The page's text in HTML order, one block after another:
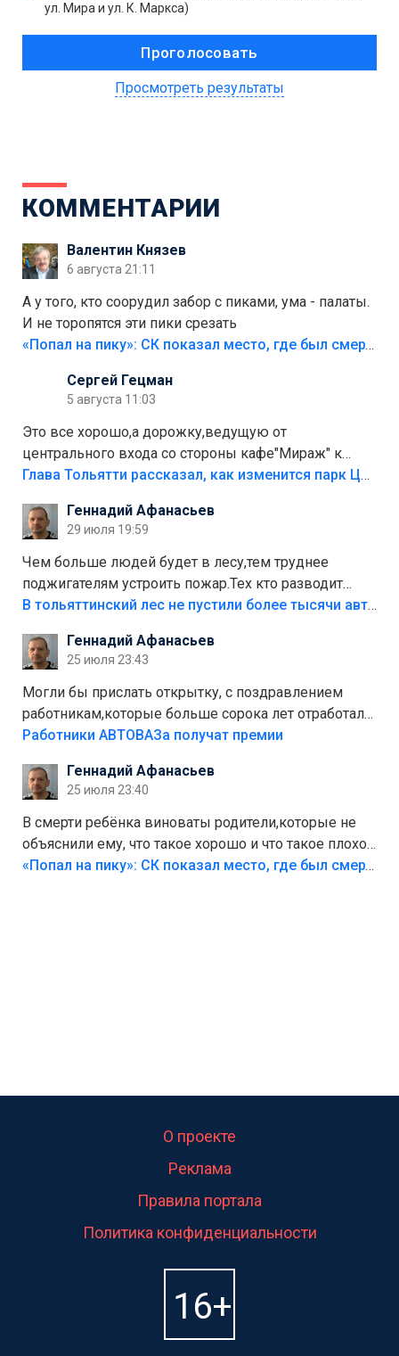
ул. Мира и ул. К. Маркса)
Просмотреть результаты
КОММЕНТАРИИ
Валентин Князев
6 августа 21:11
А у того, кто соорудил забор с пиками, ума - палаты.
И не торопятся эти пики срезать
«Попал на пику»: СК показал место, где был смертельно травмирован ребенок в Тольятти
Сергей Гецман
5 августа 11:03
Это все хорошо,а дорожку,ведущую от
центрального входа со стороны кафе"Мираж" к
аттракционам слабо доделать?А то бордюры
лежала в парке и испортилась.Да еще,видимо,часть
украли.
Глава Тольятти рассказал, как изменится парк Центрального района
Геннадий Афанасьев
29 июля 19:59
Чем больше людей будет в лесу,тем труднее
поджигателям устроить пожар.Тех кто разводит
костры,тех надо безбожно штрафовать.Камер полно
Штрафы мизерные.
В тольяттинский лес не пустили более тысячи автомобилей
Геннадий Афанасьев
25 июля 23:43
Могли бы прислать открытку, с поздравлением
работникам,которые больше сорока лет отработали
на предприятии.
Работники АВТОВАЗа получат премии
Геннадий Афанасьев
25 июля 23:40
В смерти ребёнка виноваты родители,которые не
объяснили ему, что такое хорошо и что такое плохо!
Лезть через такой забор,верх безумия,есть же
«Попал на пику»: СК показал место, где был смертельно травмирован ребенок в Тольятти
О проекте
Реклама
Правила портала
Политика конфиденциальности